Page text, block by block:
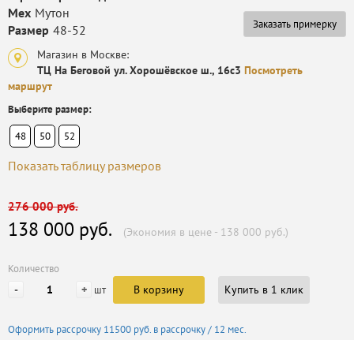
Заказать примерку
Мех Мутон
Размер 48-52
Магазин в Москве:
ТЦ На Беговой ул. Хорошёвское ш., 16с3 Посмотреть
маршрут
Выберите размер:
48
50 52
Показать таблицу размеров
276 000 руб.
138 000 руб. (Экономия в цене - 138 000 руб.)
Количество
- + шт В корзину Купить в 1 клик
Оформить рассрочку 11500 руб. в рассрочку / 12 мес.